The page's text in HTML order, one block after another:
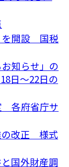
を開設 国税
知らせ」の
日～22日の
各府省庁サ
の改正 様式
国外財産調